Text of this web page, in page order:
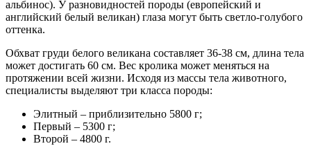
альбинос). У разновидностей породы (европейский и
английский белый великан) глаза могут быть светло-голубого
оттенка.
Обхват груди белого великана составляет 36-38 см, длина тела
может достигать 60 см. Вес кролика может меняться на
протяжении всей жизни. Исходя из массы тела животного,
специалисты выделяют три класса породы:
Элитный – приблизительно 5800 г;
Первый – 5300 г;
Второй – 4800 г.